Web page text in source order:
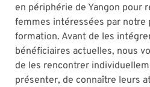
en périphérie de Yangon pour
femmes intéressées par notre
formation. Avant de les
bénéficiaires actuelles, nous
de les rencontrer
présenter, de connaître leurs